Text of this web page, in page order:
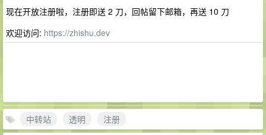
现在开放注册啦，注册即送 2 刀，回帖留下邮箱，再送 10 刀
欢迎访问: https://zhishu.dev
中转站 透明
注册